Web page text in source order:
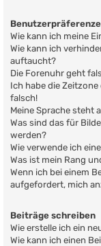
Wie kann ich meine
Wie kann ich
auftaucht?
Die Forenuhr geht
Ich habe die
falsch!
Meine Sprache steht
Was sind das für
werden?
Wie verwende ich
Was ist mein Rang
Wenn ich bei einem
aufgefordert, mich
Beiträge schreiben
Wie erstelle ich ein
Wie kann ich einen